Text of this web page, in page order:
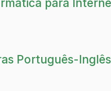
Português-Inglês